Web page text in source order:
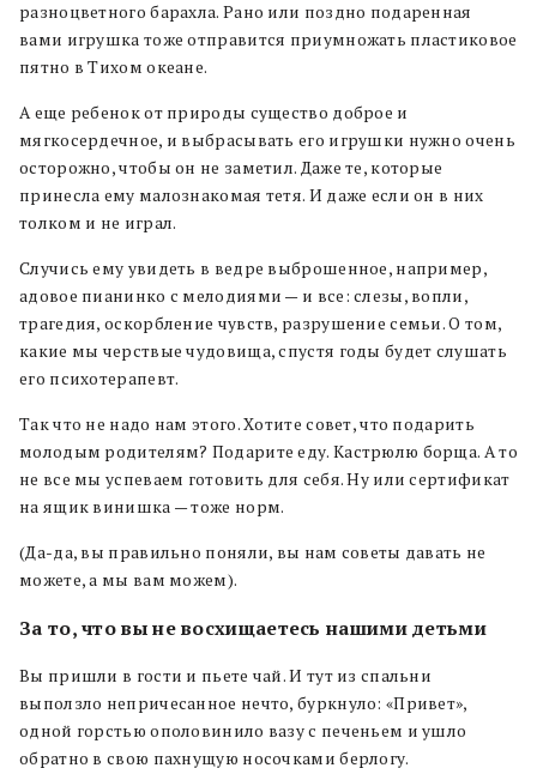
разноцветного барахла. Рано или поздно подаренная
вами игрушка тоже отправится приумножать пластиковое
пятно в Тихом океане.
А еще ребенок от природы существо доброе и
мягкосердечное, и выбрасывать его игрушки нужно очень
осторожно, чтобы он не заметил. Даже те, которые
принесла ему малознакомая тетя. И даже если он в них
толком и не играл.
Случись ему увидеть в ведре выброшенное, например,
адовое пианинко с мелодиями — и все: слезы, вопли,
трагедия, оскорбление чувств, разрушение семьи. О том,
какие мы черствые чудовища, спустя годы будет слушать
его психотерапевт.
Так что не надо нам этого. Хотите совет, что подарить
молодым родителям? Подарите еду. Кастрюлю борща. А то
не все мы успеваем готовить для себя. Ну или сертификат
на ящик винишка — тоже норм.
(Да-да, вы правильно поняли, вы нам советы давать не
можете, а мы вам можем).
За то, что вы не восхищаетесь нашими детьми
Вы пришли в гости и пьете чай. И тут из спальни
выползло непричесанное нечто, буркнуло: «Привет»,
одной горстью ополовинило вазу с печеньем и ушло
обратно в свою пахнущую носочками берлогу.